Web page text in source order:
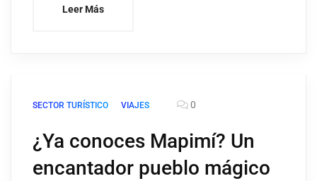
Leer Más
SECTOR TURÍSTICO VIAJES 0
¿Ya conoces Mapimí? Un
encantador pueblo mágico